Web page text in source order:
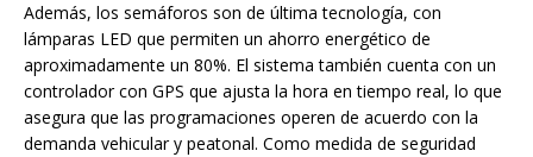
Además, los semáforos son de última tecnología, con
lámparas LED que permiten un ahorro energético de
aproximadamente un 80%. El sistema también cuenta con un
controlador con GPS que ajusta la hora en tiempo real, lo que
asegura que las programaciones operen de acuerdo con la
demanda vehicular y peatonal. Como medida de seguridad